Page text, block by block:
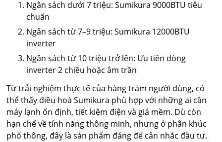
Ngân sách dưới 7 triệu: Sumikura 9000BTU tiêu
chuẩn
Ngân sách từ 7–9 triệu: Sumikura 12000BTU
inverter
Ngân sách từ 10 triệu trở lên: Ưu tiên dòng
inverter 2 chiều hoặc âm trần
Từ trải nghiệm thực tế của hàng trăm người dùng, có
thể thấy điều hoà Sumikura phù hợp với những ai cần
máy lạnh ổn định, tiết kiệm điện và giá mềm. Dù còn
hạn chế về tính năng thông minh, nhưng ở phân khúc
phổ thông, đây là sản phẩm đáng để cân nhắc đầu tư.